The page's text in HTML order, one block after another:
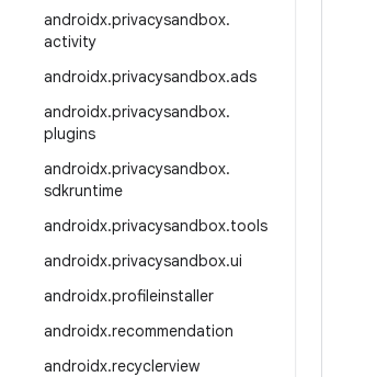
androidx.privacysandbox.
activity
androidx.privacysandbox.ads
androidx.privacysandbox.
plugins
androidx.privacysandbox.
sdkruntime
androidx.privacysandbox.tools
androidx.privacysandbox.ui
androidx.profileinstaller
androidx.recommendation
androidx.recyclerview